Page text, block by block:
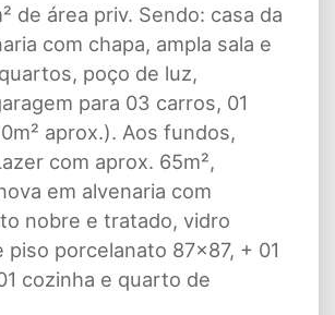
de área priv. Sendo: casa da
com chapa, ampla sala e
poço de luz,
para 03 carros, 01
aprox.). Aos fundos,
com aprox. 65m²,
em alvenaria com
nobre e tratado, vidro
piso porcelanato 87x87, + 01
cozinha e quarto de